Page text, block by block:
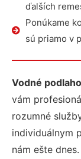
ďalších
Ponúkame
sú priamo v
Vodné
vám
rozumné
individuálnym
nám ešte